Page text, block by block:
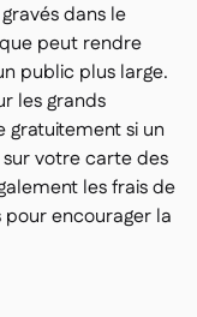
dans le
peut rendre
public plus large.
les grands
si un
votre carte des
les frais de
encourager la